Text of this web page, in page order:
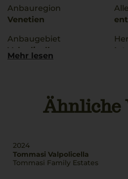
Anbauregion
Venetien
Anbaugebiet
Valpolicella
Qualitätsstufe
Superiore
65% Corvina Veronese
25% Rondinella
10% Molinara
Mehr lesen
Ähnliche
2024
Tommasi Valpolicella
Tommasi Family Estates